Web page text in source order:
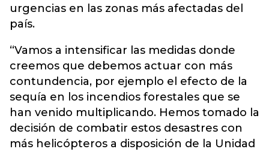
urgencias en las zonas más afectadas del
país.
“Vamos a intensificar las medidas donde
creemos que debemos actuar con más
contundencia, por ejemplo el efecto de la
sequía en los incendios forestales que se
han venido multiplicando. Hemos tomado la
decisión de combatir estos desastres con
más helicópteros a disposición de la Unidad